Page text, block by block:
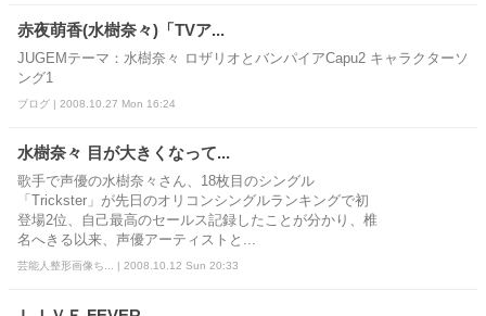
赤夜萌香(水樹奈々)「TVア...
JUGEMテーマ：水樹奈々 ロザリオとバンパイアCapu2 キャラクターソ
ング1
ブログ | 2008.10.27 Mon 16:24
水樹奈々 目が大きくなって...
歌手で声優の水樹奈々さん、18枚目のシングル
「Trickster」が先日のオリコンシングルランキングで初
登場2位、自己最高のセールス記録したことが分かり、椎
名へきる以来、声優アーティストと...
芸能人整形画像ち... | 2008.10.12 Sun 20:33